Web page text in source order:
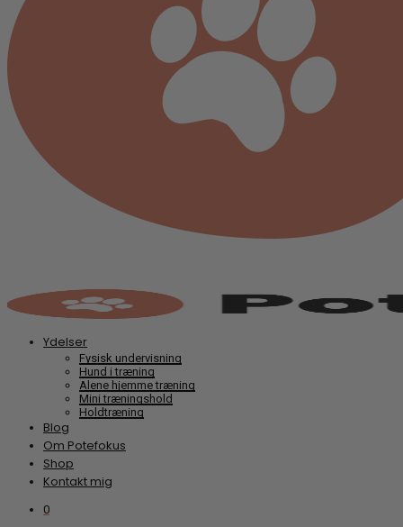
Ydelser
Fysisk undervisning
Hund i træning
Alene hjemme træning
Mini træningshold
Holdtræning
Blog
Om Potefokus
Shop
Kontakt mig
0